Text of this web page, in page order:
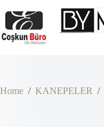
to
content
Home / KANEPELER /